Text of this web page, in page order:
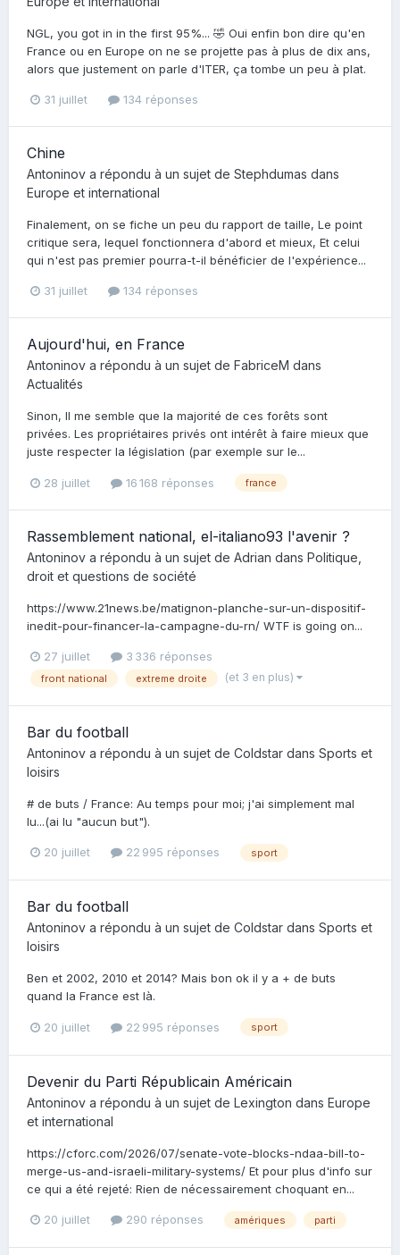
NGL, you got in in the first 95%... 🤣 Oui enfin bon dire qu'en
France ou en Europe on ne se projette pas à plus de dix ans,
alors que justement on parle d'ITER, ça tombe un peu à plat.
31 juillet 134 réponses
Chine
Antoninov a répondu à un sujet de Stephdumas dans
Europe et international
Finalement, on se fiche un peu du rapport de taille, Le point
critique sera, lequel fonctionnera d'abord et mieux, Et celui
qui n'est pas premier pourra-t-il bénéficier de l'expérience...
31 juillet 134 réponses
Aujourd'hui, en France
Antoninov a répondu à un sujet de FabriceM dans
Actualités
Sinon, Il me semble que la majorité de ces forêts sont
privées. Les propriétaires privés ont intérêt à faire mieux que
juste respecter la législation (par exemple sur le...
28 juillet 16 168 réponses france
Rassemblement national, el-italiano93 l'avenir ?
Antoninov a répondu à un sujet de Adrian dans Politique,
droit et questions de société
https://www.21news.be/matignon-planche-sur-un-dispositif-
inedit-pour-financer-la-campagne-du-rn/ WTF is going on...
27 juillet 3 336 réponses
front national extreme droite (et 3 en plus)
Bar du football
Antoninov a répondu à un sujet de Coldstar dans Sports et
loisirs
# de buts / France: Au temps pour moi; j'ai simplement mal
lu...(ai lu "aucun but").
20 juillet 22 995 réponses sport
Bar du football
Antoninov a répondu à un sujet de Coldstar dans Sports et
loisirs
Ben et 2002, 2010 et 2014? Mais bon ok il y a + de buts
quand la France est là.
20 juillet 22 995 réponses sport
Devenir du Parti Républicain Américain
Antoninov a répondu à un sujet de Lexington dans Europe
et international
https://cforc.com/2026/07/senate-vote-blocks-ndaa-bill-to-
merge-us-and-israeli-military-systems/ Et pour plus d'info sur
ce qui a été rejeté: Rien de nécessairement choquant en...
20 juillet 290 réponses amériques parti